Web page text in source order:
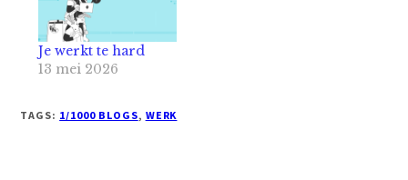
Je werkt te hard
13 mei 2026
TAGS: 1/1000 BLOGS, WERK